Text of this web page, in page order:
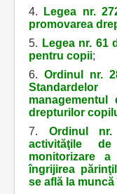
4.
Legea nr.
promovarea
5. Legea nr. 61
pentru copii;
6. Ordinul nr.
drepturilor
7. Ordinul
activităţile
monitorizare
îngrijirea
se află la